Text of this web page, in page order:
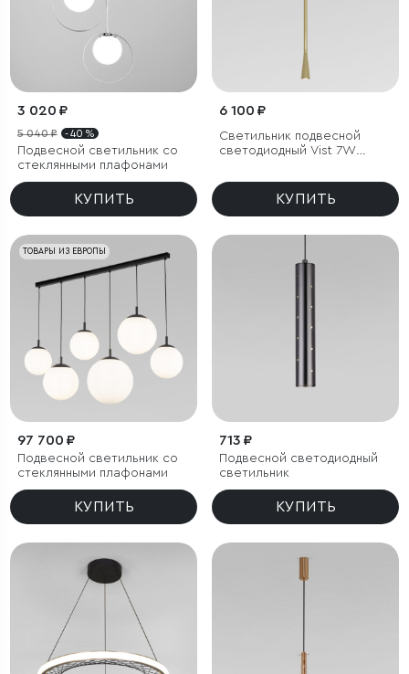
3 020 ₽
5 040 ₽ - 40 %
Подвесной светильник со
стеклянными плафонами
КУПИТЬ
6 100 ₽
Светильник подвесной
светодиодный Vist 7W
КУПИТЬ
ТОВАРЫ ИЗ ЕВРОПЫ
97 700 ₽
Подвесной светильник со
стеклянными плафонами
КУПИТЬ
713 ₽
Подвесной светодиодный
светильник
КУПИТЬ